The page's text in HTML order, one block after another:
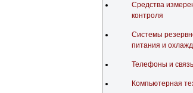
Средства
контроля
Системы
питания и
Телефоны и связь
Компьютерная